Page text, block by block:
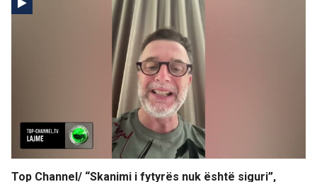
Top Channel/ “Skanimi i fytyrës nuk është siguri”,